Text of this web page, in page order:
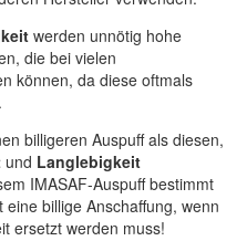
werden unnötig hohe
die bei vielen
können, da diese oftmals
billigeren Auspuff als diesen,
und Langlebigkeit
IMASAF-Auspuff bestimmt
billige Anschaffung, wenn
ersetzt werden muss!